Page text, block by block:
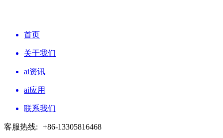
首页
关于我们
ai资讯
ai应用
联系我们
客服热线: +86-13305816468